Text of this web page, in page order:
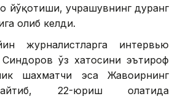
йўқотиши, учрашувнинг дуранг
олиб келди.
журналистларга интервью
ўз хатосини эътироф
шахматчи эса Жавоҳирнинг
22-юриш ҳолатида